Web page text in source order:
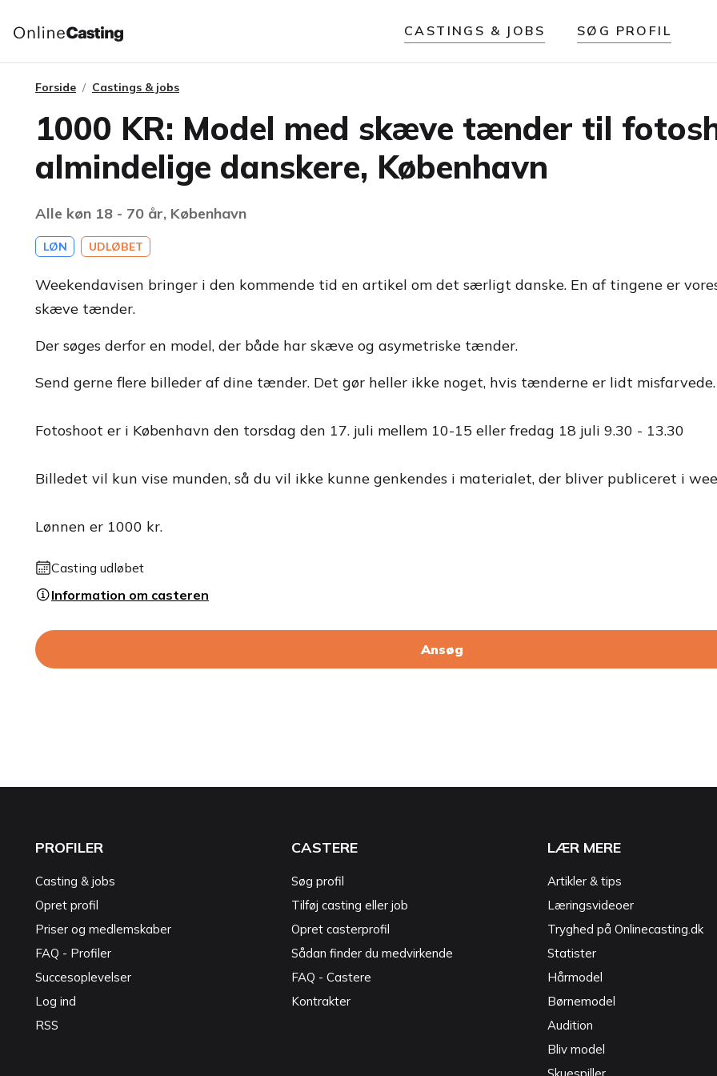
CASTINGS & JOBS SØG PROFIL
Forside Castings & jobs
1000 KR: Model med skæve tænder til
almindelige danskere, København
Alle køn 18 - 70 år, København
LØN UDLØBET
Weekendavisen bringer i den kommende tid en artikel om det særligt danske. En af tingene er
skæve tænder.
Der søges derfor en model, der både har skæve og asymetriske tænder.
Send gerne flere billeder af dine tænder. Det gør heller ikke noget, hvis tænderne er lidt misfarvede.
Fotoshoot er i København den torsdag den 17. juli mellem 10-15 eller fredag 18 juli 9.30 - 13.30
Billedet vil kun vise munden, så du vil ikke kunne genkendes i materialet, der bliver publiceret i
Lønnen er 1000 kr.
Casting udløbet
Information om casteren
Ansøg
PROFILER
Casting & jobs
Opret profil
Priser og medlemskaber
FAQ - Profiler
Succesoplevelser
Log ind
RSS
CASTERE
Søg profil
Tilføj casting eller job
Opret casterprofil
Sådan finder du medvirkende
FAQ - Castere
Kontrakter
LÆR MERE
Artikler & tips
Læringsvideoer
Tryghed på Onlinecasting.dk
Statister
Hårmodel
Børnemodel
Audition
Bliv model